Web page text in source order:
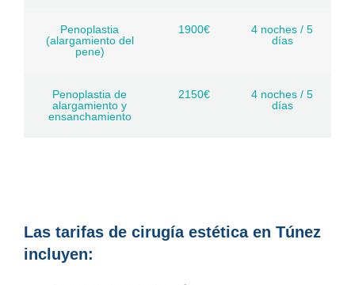
Penoplastia
(alargamiento del
pene)
1900€
4 noches / 5
días
Penoplastia de
alargamiento y
ensanchamiento
2150€
4 noches / 5
días
Las tarifas de cirugía estética en Túnez
incluyen: